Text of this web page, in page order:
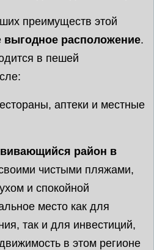
преимуществ этой
выгодное расположение.
в пешей
аптеки и местные
район в
чистыми пляжами,
и спокойной
место как для
так и для инвестиций,
в этом регионе